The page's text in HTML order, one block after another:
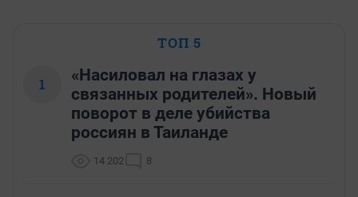
ТОП 5
1
«Насиловал на глазах у
связанных родителей». Новый
поворот в деле убийства
россиян в Таиланде
14 202 8